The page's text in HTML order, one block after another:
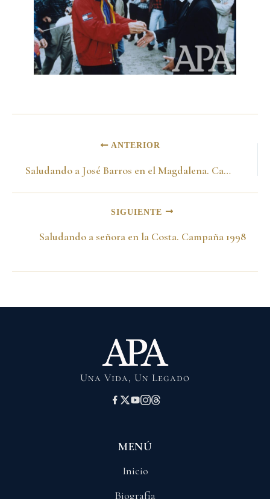
ANTERIOR
Saludando a José Barros en el Magdalena. Campaña presidencial 1998
SIGUIENTE
Saludando a señora en la Costa. Campaña 1998
Una Vida, Un Legado
MENÚ
Inicio
Biografía